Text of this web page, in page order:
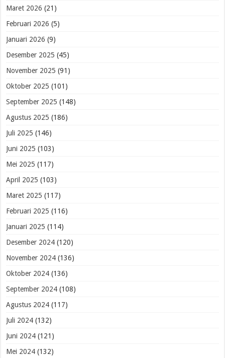
Maret 2026 (21)
Februari 2026 (5)
Januari 2026 (9)
Desember 2025 (45)
November 2025 (91)
Oktober 2025 (101)
September 2025 (148)
Agustus 2025 (186)
Juli 2025 (146)
Juni 2025 (103)
Mei 2025 (117)
April 2025 (103)
Maret 2025 (117)
Februari 2025 (116)
Januari 2025 (114)
Desember 2024 (120)
November 2024 (136)
Oktober 2024 (136)
September 2024 (108)
Agustus 2024 (117)
Juli 2024 (132)
Juni 2024 (121)
Mei 2024 (132)